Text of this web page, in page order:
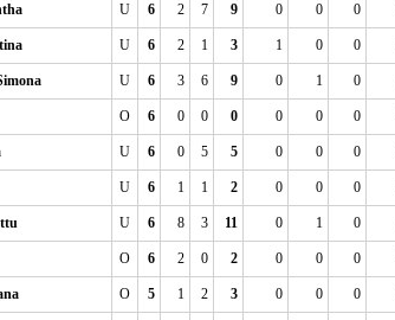
U 6 2 7 9 0 0 0
U 6 2 1 3 1 0 0
U 6 3 6 9 0 1 0
O 6 0 0 0 0 0 0
U 6 0 5 5 0 0 0
U 6 1 1 2 0 0 0
U 6 8 3 11 0 1 0
O 6 2 0 2 0 0 0
O 5 1 2 3 0 0 0